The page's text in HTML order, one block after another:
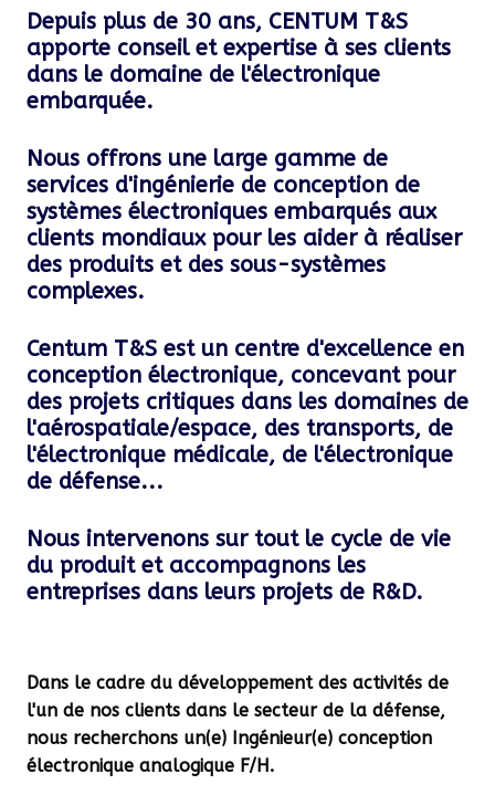
Depuis plus de 30 ans, CENTUM T&S
apporte conseil et expertise à ses clients
dans le domaine de l'électronique
embarquée.
Nous offrons une large gamme de
services d'ingénierie de conception de
systèmes électroniques embarqués aux
clients mondiaux pour les aider à réaliser
des produits et des sous-systèmes
complexes.
Centum T&S est un centre d'excellence en
conception électronique, concevant pour
des projets critiques dans les domaines de
l'aérospatiale/espace, des transports, de
l'électronique médicale, de l'électronique
de défense...
Nous intervenons sur tout le cycle de vie
du produit et accompagnons les
entreprises dans leurs projets de R&D.
Dans le cadre du développement des activités de
l'un de nos clients dans le secteur de la défense,
nous recherchons un(e) Ingénieur(e) conception
électronique analogique F/H.